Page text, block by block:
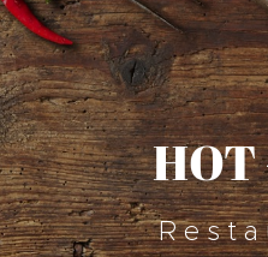
HOT
R e s t a